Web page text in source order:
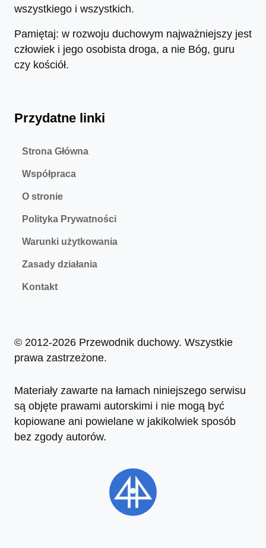
wszystkiego i wszystkich.
Pamiętaj: w rozwoju duchowym najważniejszy jest
człowiek i jego osobista droga, a nie Bóg, guru
czy kościół.
Przydatne linki
Strona Główna
Współpraca
O stronie
Polityka Prywatności
Warunki użytkowania
Zasady działania
Kontakt
© 2012-2026 Przewodnik duchowy. Wszystkie
prawa zastrzeżone.
Materiały zawarte na łamach niniejszego serwisu
są objęte prawami autorskimi i nie mogą być
kopiowane ani powielane w jakikolwiek sposób
bez zgody autorów.